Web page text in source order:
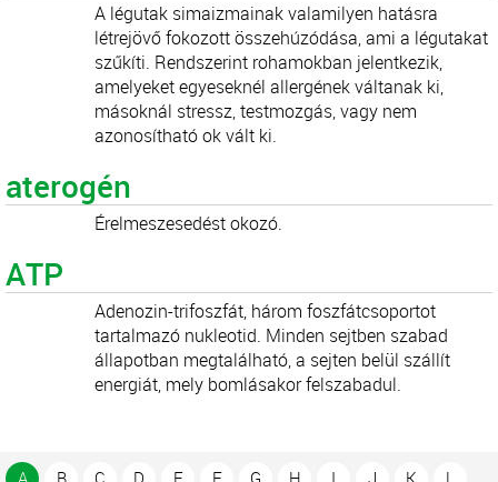
A légutak simaizmainak valamilyen hatásra
létrejövő fokozott összehúzódása, ami a légutakat
szűkíti. Rendszerint rohamokban jelentkezik,
amelyeket egyeseknél allergének váltanak ki,
másoknál stressz, testmozgás, vagy nem
azonosítható ok vált ki.
aterogén
Érelmeszesedést okozó.
ATP
Adenozin-trifoszfát, három foszfátcsoportot
tartalmazó nukleotid. Minden sejtben szabad
állapotban megtalálható, a sejten belül szállít
energiát, mely bomlásakor felszabadul.
A B C D E F G H I J K
L